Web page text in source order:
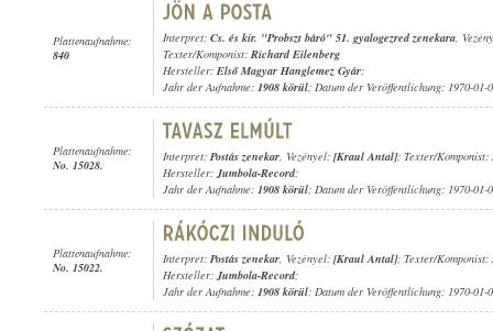
Plattenaufnahme:
840
Interpret: Cs. és kir. "Probszt báró" 51. gyalogezred zenekara,
Texter/Komponist: Richard Eilenberg
Hersteller: Első Magyar Hanglemez Gyár;
Jahr der Aufnahme: 1908 körül; Datum der Veröffentlichung: 1970-01-
Plattenaufnahme:
No. 15028.
Interpret: Postás zenekar, Vezényel: [Kraul Antal]; Texter/Komponist:
Hersteller:Jumbola-Record;
Jahr der Aufnahme: 1908 körül; Datum der Veröffentlichung: 1970-01-
Plattenaufnahme:
No. 15022.
Interpret: Postás zenekar, Vezényel: [Kraul Antal]; Texter/Komponist:
Hersteller:Jumbola-Record;
Jahr der Aufnahme: 1908 körül; Datum der Veröffentlichung: 1970-01-